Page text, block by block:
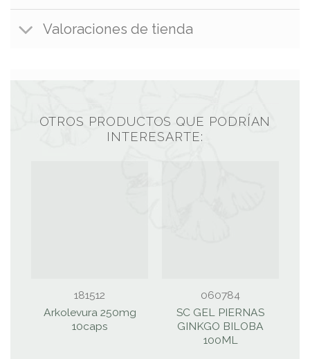
Valoraciones de tienda
OTROS PRODUCTOS QUE PODRÍAN
INTERESARTE:
181512
Arkolevura 250mg
10caps
060784
SC GEL PIERNAS
GINKGO BILOBA
100ML